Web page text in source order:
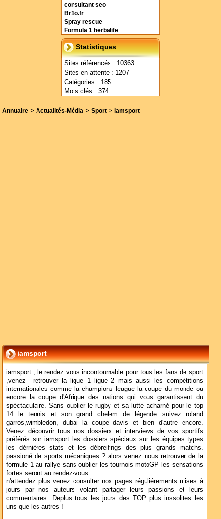
consultant seo
Br1o.fr
Spray rescue
Formula 1 herbalife
Statistiques
Sites référencés : 10363
Sites en attente : 1207
Catégories : 185
Mots clés : 374
Annuaire > Actualités-Média > Sport > iamsport
iamsport
iamsport , le rendez vous incontournable pour tous les fans de sport
,venez retrouver la ligue 1 ligue 2 mais aussi les compétitions
internationales comme la champions league la coupe du monde ou
encore la coupe d'Afrique des nations qui vous garantissent du
spéctaculaire. Sans oublier le rugby et sa lutte acharné pour le top
14 le tennis et son grand chelem de légende suivez roland
garros,wimbledon, dubai la coupe davis et bien d'autre encore.
Venez découvrir tous nos dossiers et interviews de vos sportifs
préférés sur iamsport les dossiers spéciaux sur les équipes types
les dérniéres stats et les débreifings des plus grands matchs.
passioné de sports mécaniques ? alors venez nous retrouver de la
formule 1 au rallye sans oublier les tournois motoGP les sensations
fortes seront au rendez-vous.
n'attendez plus venez consulter nos pages réguliérements mises à
jours par nos auteurs volant partager leurs passions et leurs
commentaires. Deplus tous les jours des TOP plus inssolites les
uns que les autres !